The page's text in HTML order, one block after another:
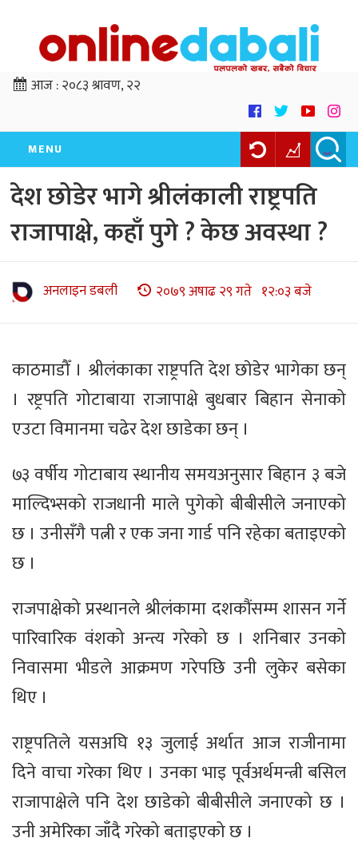
आज :२०८३ श्रावण, २२
MENU
देश छोडेर भागे श्रीलंकाली राष्ट्रपति
राजापाक्षे, कहाँ पुगे ? केछ अवस्था ?
अनलाइन डबली २०७९ अषाढ २९ गते १२:०३ बजे
काठमाडौँ । श्रीलंकाका राष्ट्रपति देश छाेडेर भागेका छन्
। रष्ट्रपति गोटाबाया राजापाक्षे बुधबार बिहान सेनाको
एउटा विमानमा चढेर देश छाडेका छन् ।
७३ वर्षीय गोटाबाय स्थानीय समयअनुसार बिहान ३ बजे
माल्दिभ्सको राजधानी माले पुगेको बीबीसीले जनाएको
छ । उनीसँगै पत्नी र एक जना गार्ड पनि रहेका बताइएको
छ ।
राजपाक्षेको प्रस्थानले श्रीलंकामा दशकौंसम्म शासन गर्ने
पारिवारिक वंशको अन्त्य गरेको छ । शनिबार उनको
निवासमा भीडले आक्रमण गरेपछि उनी लुकेर बसेका
थिए ।
राष्ट्रपतिले यसअघि १३ जुलाई अर्थात आज राजीनामा
दिने वाचा गरेका थिए । उनका भाइ पूर्वअर्थमन्त्री बसिल
राजापाक्षेले पनि देश छाडेको बीबीसीले जनाएको छ ।
उनी अमेरिका जाँदै गरेको बताइएको छ ।